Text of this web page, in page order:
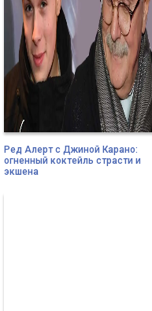
Ред Алерт с Джиной Карано:
огненный коктейль страсти и
экшена